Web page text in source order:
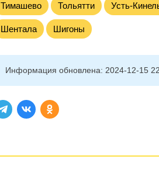
Тимашево Тольятти Усть-
Шентала Шигоны
Информация обновлена: 2024-12-15